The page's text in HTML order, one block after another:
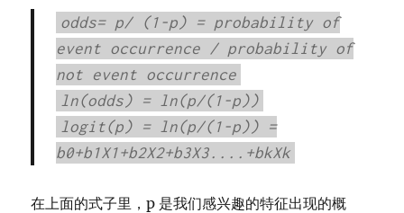
odds= p/ (1-p) = probability of
event occurrence / probability of
not event occurrence
ln(odds) = ln(p/(1-p))
logit(p) = ln(p/(1-p)) =
b0+b1X1+b2X2+b3X3....+bkXk
在上面的式子里，p 是我们感兴趣的特征出现的概